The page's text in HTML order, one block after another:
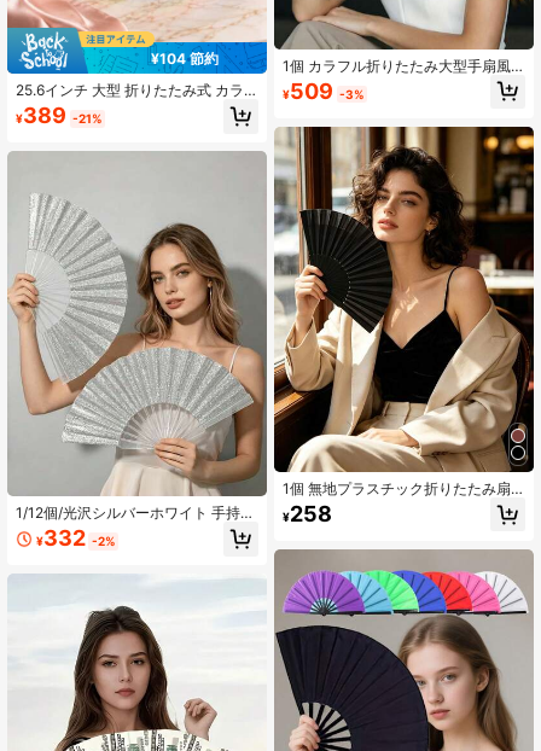
¥104 節約
25.6インチ 大型 折りたたみ式 カラ
フル ハンドファン セット、プライド
パレード、フェスティバル、ビー
¥389 -21%
1/12個/光沢シルバーホワイト 手持ち
扇子、キラキラ夏ビーチスペシャル
扇子、ポータブル折りたたみ扇子は
必須のアクセサリー、グラフィティ
パフォーマンス 女性用折りたたみ扇
子 ラインダンス、結婚式、教会、フ
ェスティバル、EDM、パーティー、
クラブ、カーニバルアクセサリー(9
インチシルバー01) 学校
¥332 -2%
1個 カラフル折りたたみ大型手扇風
機、ポータブル手持ち扇風機、アウ
トドア旅行用、音楽フェスティバ
マンス、ホームデコレーションに適
し、完璧なギフト、夏の冷却、クラ
ッパー扇風機
¥509 -3%
1個 無地プラスチック折りたたみ扇
子、パーティー、宴会、結婚式アク
セサリー
¥258